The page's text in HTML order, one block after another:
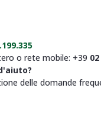
o rete mobile: +39
delle domande